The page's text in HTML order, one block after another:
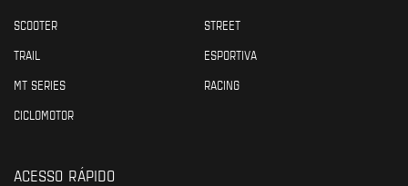
SCOOTER
STREET
TRAIL
ESPORTIVA
MT SERIES
RACING
CICLOMOTOR
ACESSO RÁPIDO